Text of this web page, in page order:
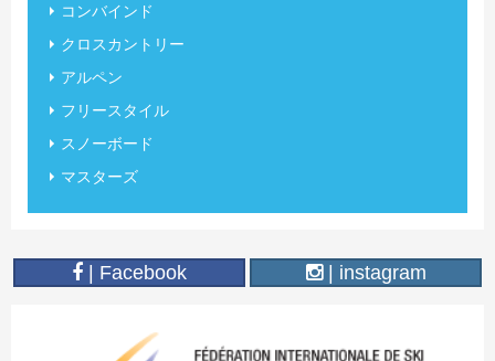
コンバインド
クロスカントリー
アルペン
フリースタイル
スノーボード
マスターズ
| Facebook | instagram